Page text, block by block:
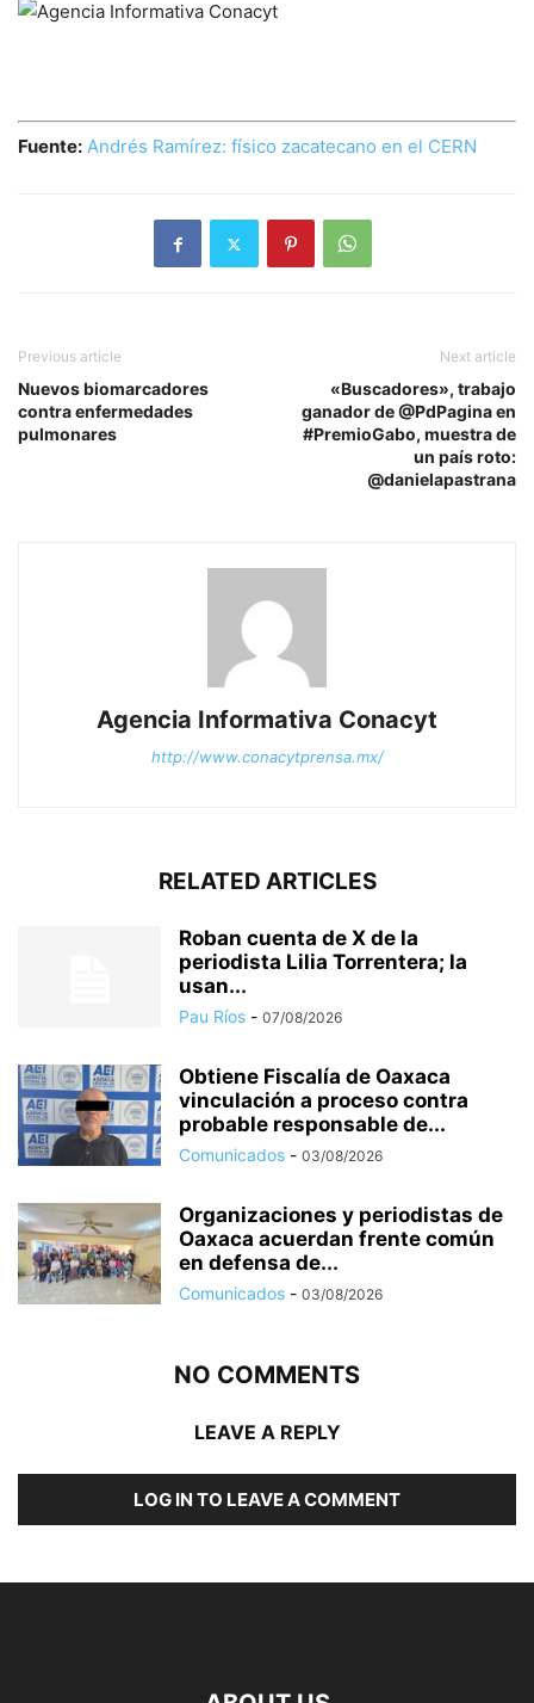
Fuente: Andrés Ramírez: físico zacatecano en el CERN
Previous article
Nuevos biomarcadores
contra enfermedades
pulmonares
Next article
«Buscadores», trabajo
ganador de @PdPagina en
#PremioGabo, muestra de
un país roto:
@danielapastrana
Agencia Informativa Conacyt
http://www.conacytprensa.mx/
RELATED ARTICLES
Roban cuenta de X de la
periodista Lilia Torrentera; la
usan...
Pau Ríos - 07/08/2026
Obtiene Fiscalía de Oaxaca
vinculación a proceso contra
probable responsable de...
Comunicados - 03/08/2026
Organizaciones y periodistas de
Oaxaca acuerdan frente común
en defensa de...
Comunicados - 03/08/2026
NO COMMENTS
LEAVE A REPLY
LOG IN TO LEAVE A COMMENT